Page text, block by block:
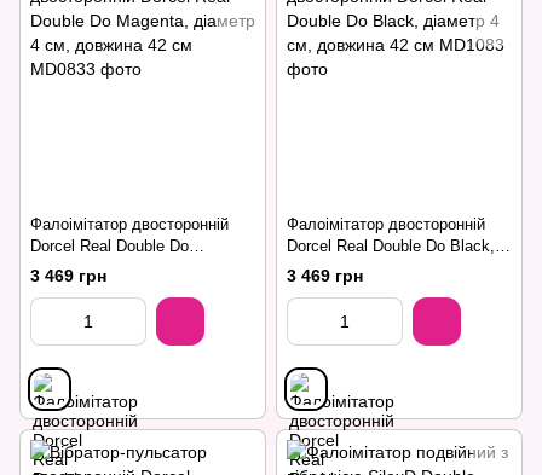
Фалоімітатор двосторонній
Dorcel Real Double Do
Magenta, діаметр 4 см,
довжина 42 см
3 469 грн
Фалоімітатор двосторонній
Dorcel Real Double Do Black,
діаметр 4 см, довжина 42 см
3 469 грн